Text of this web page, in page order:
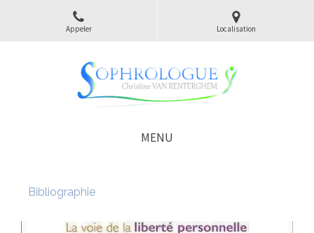
Appeler Localisation
MENU
Bibliographie